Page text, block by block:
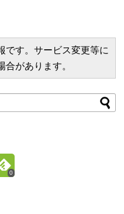
です。サービス変更等に
があります。
0